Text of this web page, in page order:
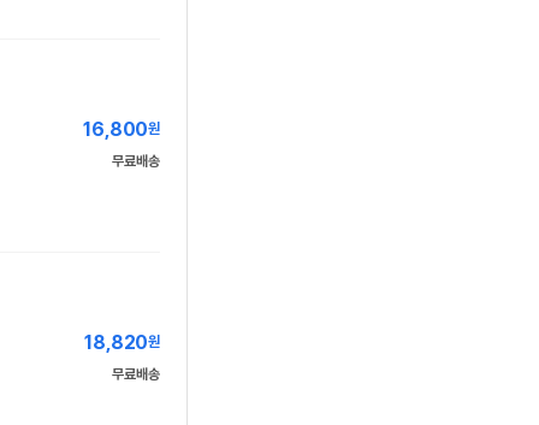
16,800원
무료배송
18,820원
무료배송